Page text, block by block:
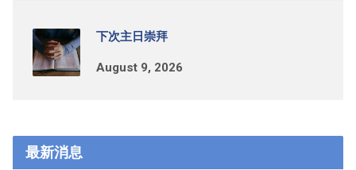
下次主日崇拜
August 9, 2026
最新消息